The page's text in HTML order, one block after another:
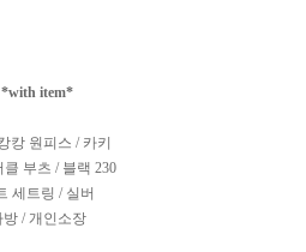
*with item*
캉 원피스 / 카키
클 부츠 / 블랙 230
세트링 / 실버
방 / 개인소장